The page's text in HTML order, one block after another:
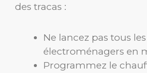
des tracas :
Ne lancez pas tous
électroménagers en
Programmez le